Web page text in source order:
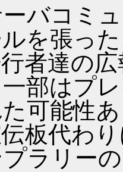
ーバコミ
を張っ
行者達の
一部はプ
可能性
伝板代わ
ラリー